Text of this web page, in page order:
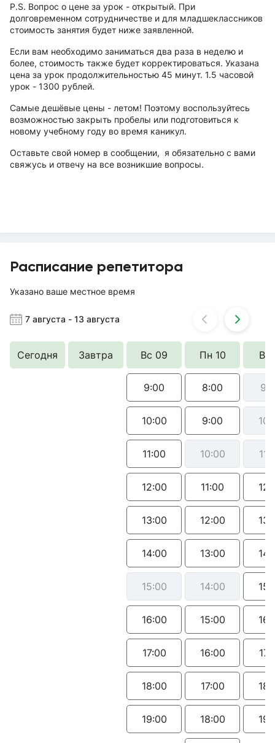
P.S. Вопрос о цене за урок - открытый. При
долговременном сотрудничестве и для младшеклассников
стоимость занятия будет ниже заявленной.
Если вам необходимо заниматься два раза в неделю и
более, стоимость также будет корректироваться. Указана
цена за урок продолжительностью 45 минут. 1.5 часовой
урок - 1300 рублей.
Самые дешёвые цены - летом! Поэтому воспользуйтесь
возможностью закрыть пробелы или подготовиться к
новому учебному году во время каникул.
Оставьте свой номер в сообщении, я обязательно с вами
свяжусь и отвечу на все возникшие вопросы.
Расписание репетитора
Указано ваше местное время
7 августа - 13 августа
Сегодня Завтра Вс 09 Пн 10 Вт
9:00
10:00
11:00
12:00
13:00
14:00
15:00
16:00
17:00
18:00
19:00
8:00
9:00
10:00
11:00
12:00
13:00
14:00
15:00
16:00
17:00
18:00